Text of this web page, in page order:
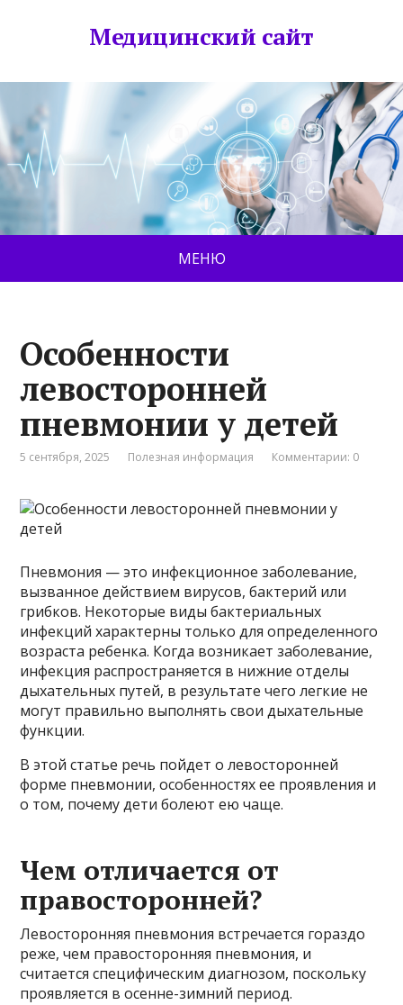
Медицинский сайт
МЕНЮ
Особенности
левосторонней
пневмонии у детей
5 сентября, 2025 Полезная информация Комментарии: 0
Пневмония — это инфекционное заболевание,
вызванное действием вирусов, бактерий или
грибков. Некоторые виды бактериальных
инфекций характерны только для определенного
возраста ребенка. Когда возникает заболевание,
инфекция распространяется в нижние отделы
дыхательных путей, в результате чего легкие не
могут правильно выполнять свои дыхательные
функции.
В этой статье речь пойдет о левосторонней
форме пневмонии, особенностях ее проявления и
о том, почему дети болеют ею чаще.
Чем отличается от
правосторонней?
Левосторонняя пневмония встречается гораздо
реже, чем правосторонняя пневмония, и
считается специфическим диагнозом, поскольку
проявляется в осенне-зимний период.